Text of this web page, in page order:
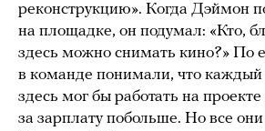
реконструкцию». Когда Дэймон
на площадке, он подумал: «Кто,
здесь можно снимать кино?» По
в команде понимали, что каждый
здесь мог бы работать на
за зарплату побольше. Но все